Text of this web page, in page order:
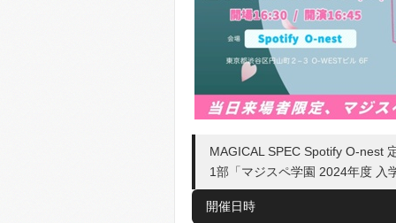
MAGICAL SPEC Spotify O-nest
1部「マジスペ学園 2024年度 入
開催日時